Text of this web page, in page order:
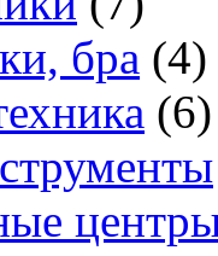
бра (4)
(6)